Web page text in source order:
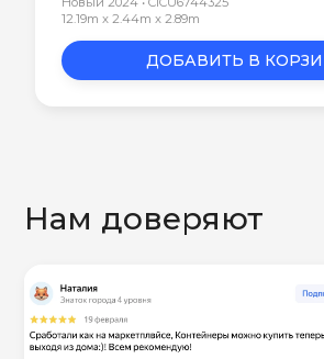
12.19m x 2.44m x 2.89m
ДОБАВИТЬ В
Нам доверяют